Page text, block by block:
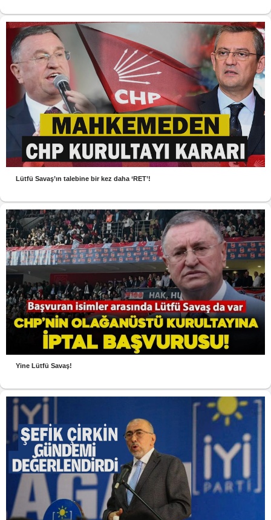
Lütfü Savaş’ın talebine bir kez daha ‘RET’!
Yine Lütfü Savaş!